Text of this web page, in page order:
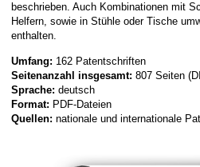
beschrieben. Auch Kombinationen mit
Helfern, sowie in Stühle oder Tische
enthalten.
Umfang: 162 Patentschriften
Seitenanzahl insgesamt: 807 Seiten
Sprache: deutsch
Format: PDF-Dateien
Quellen: nationale und internationale